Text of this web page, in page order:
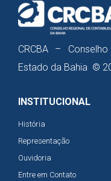
CRCBA –
Estado da Bahia ©
INSTITUCIONAL
História
Representação
Ouvidoria
Entre em Contato